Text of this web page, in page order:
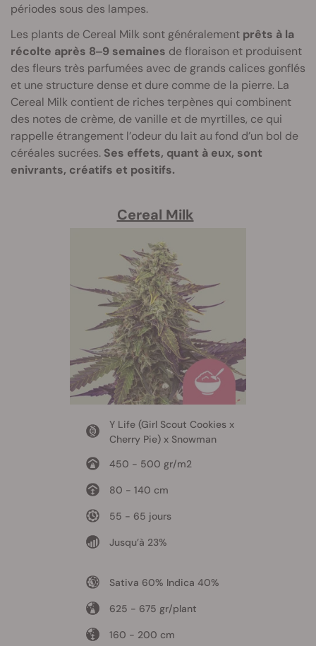
périodes sous des lampes.
Les plants de Cereal Milk sont généralement prêts à la
récolte après 8‒9 semaines de floraison et produisent
des fleurs très parfumées avec de grands calices gonflés
et une structure dense et dure comme de la pierre. La
Cereal Milk contient de riches terpènes qui combinent
des notes de crème, de vanille et de myrtilles, ce qui
rappelle étrangement l’odeur du lait au fond d’un bol de
céréales sucrées. Ses effets, quant à eux, sont
enivrants, créatifs et positifs.
Cereal Milk
Y Life (Girl Scout Cookies x
Cherry Pie) x Snowman
450 - 500 gr/m2
80 - 140 cm
55 - 65 jours
Jusqu’à 23%
Sativa 60% Indica 40%
625 - 675 gr/plant
160 - 200 cm